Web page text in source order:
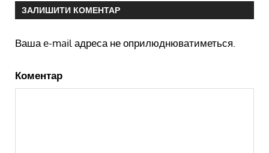
ЗАЛИШИТИ КОМЕНТАР
Ваша e-mail адреса не оприлюднюватиметься.
Коментар